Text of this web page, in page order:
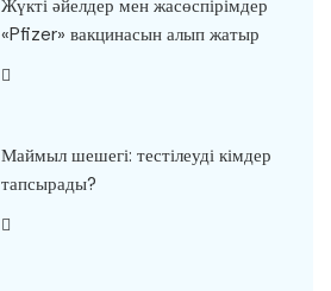
Жүкті әйелдер мен жасөспірімдер
«Pfizer» вакцинасын алып жатыр
Маймыл шешегі: тестілеуді кімдер
тапсырады?